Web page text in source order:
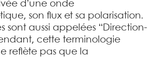
d’une onde
son flux et sa polarisation.
sont aussi appelées “Direction-
cette terminologie
reflète pas que la